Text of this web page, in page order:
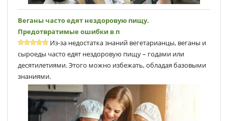
Веганы часто едят нездоровую пищу.
Предотвратимые ошибки в п
Из-за недостатка знаний вегетарианцы, веганы и
сыроеды часто едят нездоровую пищу – годами или
десятилетиями. Этого можно избежать, обладая базовыми
знаниями.